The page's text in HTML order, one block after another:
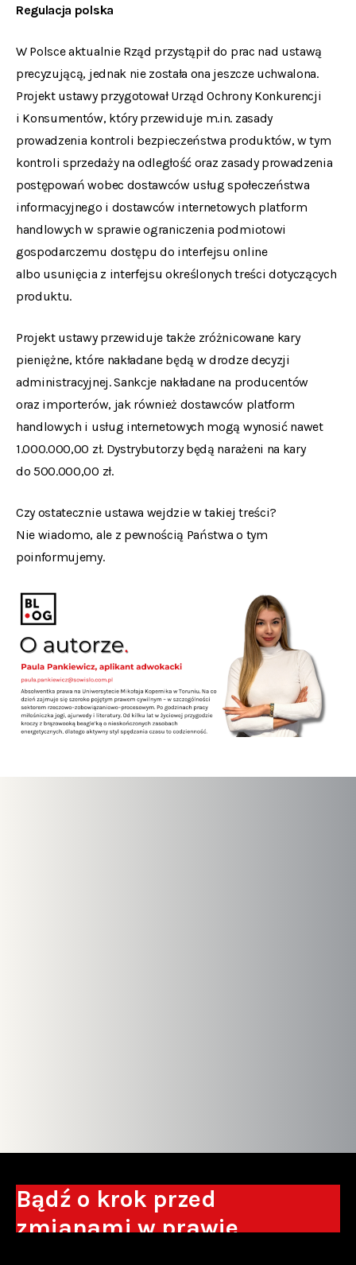
Regulacja polska
W Polsce aktualnie Rząd przystąpił do prac nad ustawą
precyzującą, jednak nie została ona jeszcze uchwalona.
Projekt ustawy przygotował Urząd Ochrony Konkurencji
i Konsumentów, który przewiduje m.in. zasady
prowadzenia kontroli bezpieczeństwa produktów, w tym
kontroli sprzedaży na odległość oraz zasady prowadzenia
postępowań wobec dostawców usług społeczeństwa
informacyjnego i dostawców internetowych platform
handlowych w sprawie ograniczenia podmiotowi
gospodarczemu dostępu do interfejsu online
albo usunięcia z interfejsu określonych treści dotyczących
produktu.
Projekt ustawy przewiduje także zróżnicowane kary
pieniężne, które nakładane będą w drodze decyzji
administracyjnej. Sankcje nakładane na producentów
oraz importerów, jak również dostawców platform
handlowych i usług internetowych mogą wynosić nawet
1.000.000,00 zł. Dystrybutorzy będą narażeni na kary
do 500.000,00 zł.
Czy ostatecznie ustawa wejdzie w takiej treści?
Nie wiadomo, ale z pewnością Państwa o tym
poinformujemy.
Bądź o krok przed
zmianami w prawie